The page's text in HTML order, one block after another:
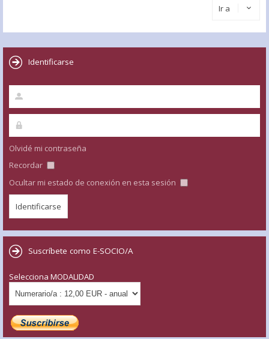
Ir a
Identificarse
Olvidé mi contraseña
Recordar
Ocultar mi estado de conexión en esta sesión
Suscríbete como E-SOCIO/A
Selecciona MODALIDAD